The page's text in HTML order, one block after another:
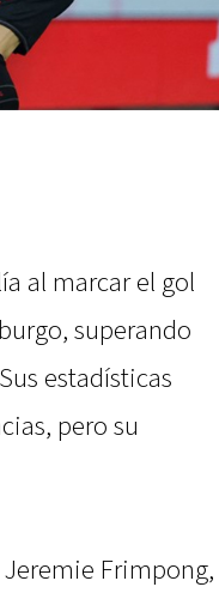
al marcar el gol
superando
estadísticas
pero su
Frimpong,